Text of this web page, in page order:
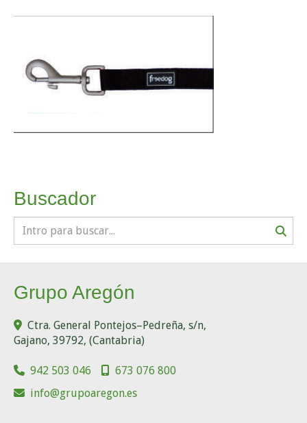
Buscador
Grupo Aregón
Ctra. General Pontejos–Pedreña, s/n,
Gajano, 39792, (Cantabria)
942 503 046
673 076 800
info
grupoaregon.es